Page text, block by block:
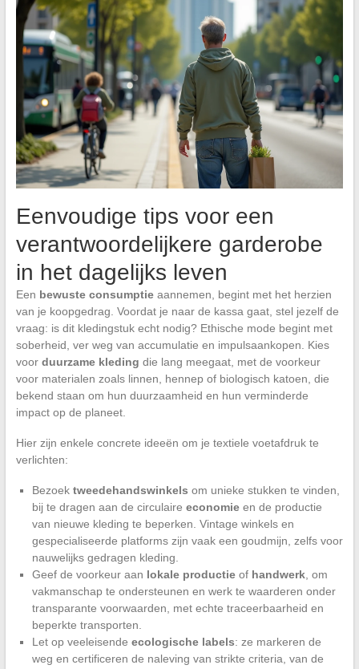
Eenvoudige tips voor een
verantwoordelijkere garderobe
in het dagelijks leven
Een bewuste consumptieaannemen, begint met het herzien
van je koopgedrag. Voordat je naar de kassa gaat, stel jezelf de
vraag: is dit kledingstuk echt nodig? Ethische mode begint met
soberheid, ver weg van accumulatie en impulsaankopen. Kies
voor duurzame kleding die lang meegaat, met de voorkeur
voor materialen zoals linnen, hennep of biologisch katoen, die
bekend staan om hun duurzaamheid en hun verminderde
impact op de planeet.
Hier zijn enkele concrete ideeën om je textiele voetafdruk te
verlichten:
Bezoek tweedehandswinkels om unieke stukken te vinden,
bij te dragen aan de circulaire economieen de productie
van nieuwe kleding te beperken. Vintage winkels en
gespecialiseerde platforms zijn vaak een goudmijn, zelfs voor
nauwelijks gedragen kleding.
Geef de voorkeur aan lokale productieof handwerk, om
vakmanschap te ondersteunen en werk te waarderen onder
transparante voorwaarden, met echte traceerbaarheid en
beperkte transporten.
Let op veeleisende ecologische labels: ze markeren de
weg en certificeren de naleving van strikte criteria, van de